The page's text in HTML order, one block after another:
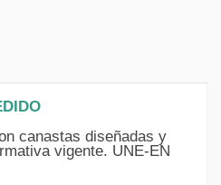
canastas diseñadas y
vigente. UNE-EN